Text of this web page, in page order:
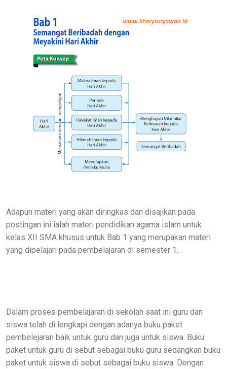
Adapun materi yang akan diringkas dan disajikan pada
postingan ini ialah materi pendidikan agama islam untuk
kelas XII SMA khusus untuk Bab 1 yang merupakan materi
yang dipelajari pada pembelajaran di semester 1.
Dalam proses pembelajaran di sekolah saat ini guru dan
siswa telah di lengkapi dengan adanya buku paket
pembelejaran baik untuk guru dan juga untuk siswa. Buku
paket untuk guru di sebut sebagai buku guru sedangkan buku
paket untuk siswa di sebut sebagai buku siswa. Dengan